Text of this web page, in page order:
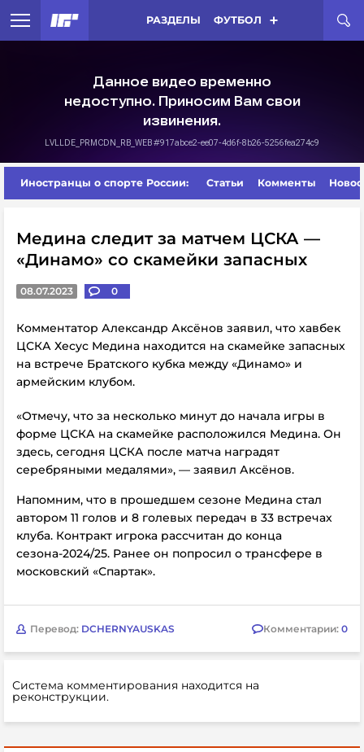
РАЗДЕЛЫ ФУТБОЛ
Иностранцы о спорте России: Статьи Комменты
Медина следит за матчем ЦСКА —
«Динамо» со скамейки запасных
08.07.2023 0
Комментатор Александр Аксёнов заявил, что хавбек
ЦСКА Хесус Медина находится на скамейке запасных
на встрече Братского кубка между «Динамо» и
армейским клубом.
«Отмечу, что за несколько минут до начала игры в
форме ЦСКА на скамейке расположился Медина. Он
здесь, сегодня ЦСКА после матча наградят
серебряными медалями», — заявил Аксёнов.
Напомним, что в прошедшем сезоне Медина стал
автором 11 голов и 8 голевых передач в 33 встречах
клуба. Контракт игрока рассчитан до конца
сезона-2024/25. Ранее он попросил о трансфере в
московский «Спартак».
Перевод: DCHERNYAUSKAS Комментарии: 0
Система комментирования находится на
реконструкции.